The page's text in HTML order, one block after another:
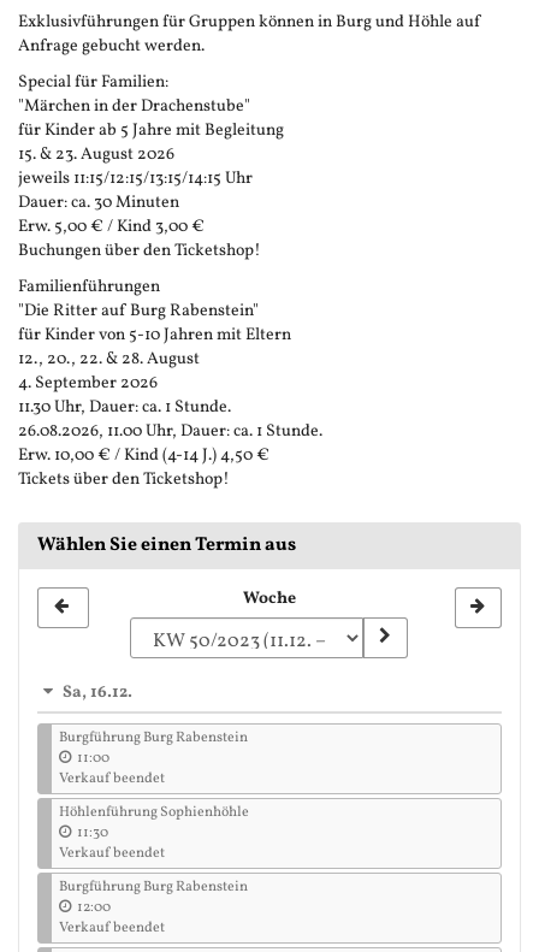
Exklusivführungen für Gruppen können in Burg und Höhle auf
Anfrage gebucht werden.
Special für Familien:
"Märchen in der Drachenstube"
für Kinder ab 5 Jahre mit Begleitung
15. & 23. August 2026
jeweils 11:15/12:15/13:15/14:15 Uhr
Dauer: ca. 30 Minuten
Erw. 5,00 € / Kind 3,00 €
Buchungen über den Ticketshop!
Familienführungen
"Die Ritter auf Burg Rabenstein"
für Kinder von 5-10 Jahren mit Eltern
12., 20., 22. & 28. August
4. September 2026
11.30 Uhr, Dauer: ca. 1 Stunde.
26.08.2026, 11.00 Uhr, Dauer: ca. 1 Stunde.
Erw. 10,00 € / Kind (4-14 J.) 4,50 €
Tickets über den Ticketshop!
Wählen Sie einen Termin aus
zur
auswählen
Woche
Sa, 16.12.
Burgführung Burg Rabenstein
11:00
Verkauf beendet
Höhlenführung Sophienhöhle
11:30
Verkauf beendet
Burgführung Burg Rabenstein
12:00
Verkauf beendet